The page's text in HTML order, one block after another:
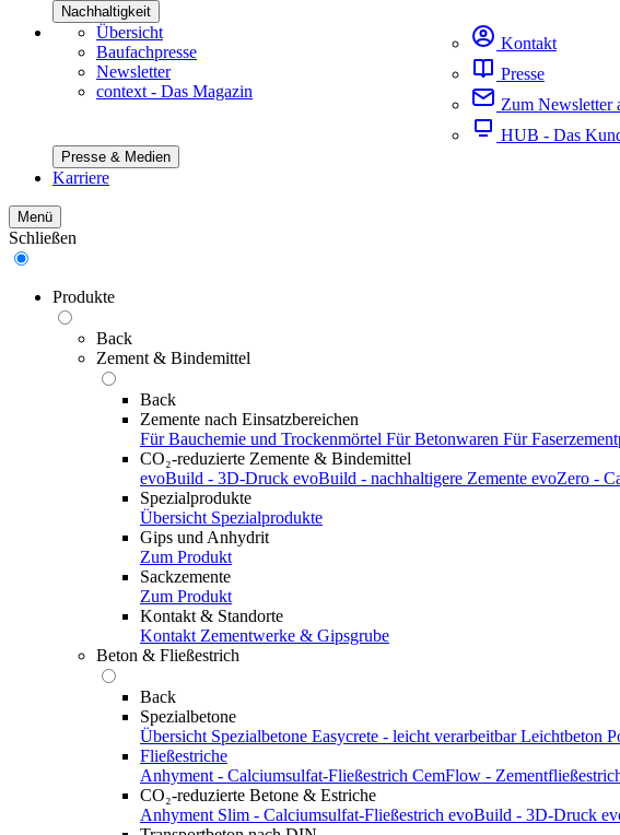
Nachhaltigkeit
Übersicht
Baufachpresse
Newsletter
context - Das Magazin
Kontakt
Presse
Zum Newsletter
HUB - Das
Presse & Medien
Karriere
Menü
Schließen
Produkte
Back
Zement & Bindemittel
Back
Zemente nach Einsatzbereichen
Für Bauchemie und Trockenmörtel Für Betonwaren Für
CO₂-reduzierte Zemente & Bindemittel
evoBuild - 3D-Druck evoBuild - nachhaltigere Zemente evoZero -
Spezialprodukte
Übersicht Spezialprodukte
Gips und Anhydrit
Zum Produkt
Sackzemente
Zum Produkt
Kontakt & Standorte
Kontakt Zementwerke & Gipsgrube
Beton & Fließestrich
Back
Spezialbetone
Übersicht Spezialbetone Easycrete - leicht verarbeitbar Leichtbeton
Fließestriche
Anhyment - Calciumsulfat-Fließestrich CemFlow -
CO₂-reduzierte Betone & Estriche
Anhyment Slim - Calciumsulfat-Fließestrich evoBuild - 3D-Druck